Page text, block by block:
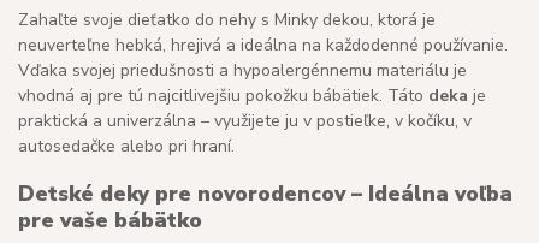
Zahaľte svoje dieťatko do nehy s Minky dekou, ktorá je
neuverteľne hebká, hrejivá a ideálna na každodenné používanie.
Vďaka svojej priedušnosti a hypoalergénnemu materiálu je
vhodná aj pre tú najcitlivejšiu pokožku bábätiek. Táto deka je
praktická a univerzálna – využijete ju v postieľke, v kočíku, v
autosedačke alebo pri hraní.
Detské deky pre novorodencov – Ideálna voľba
pre vaše bábätko